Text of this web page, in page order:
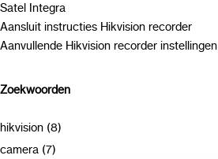
Satel Integra
Aansluit instructies Hikvision recorder
Aanvullende Hikvision recorder instellingen
Zoekwoorden
hikvision (8)
camera (7)